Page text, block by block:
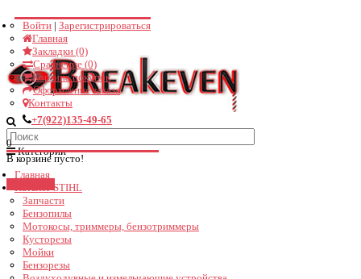
Войти | Зарегистрироваться
Главная
Закладки (0)
Сравнение (0)
Корзина покупок
Оформление заказа
Контакты
+7(922)135-49-65
0
В корзине пусто!
Категории
Главная
Каталог STIHL
Запчасти
Бензопилы
Мотокосы, триммеры, бензотриммеры
Кусторезы
Мойки
Бензорезы
Поддержка
Не в сети
Здравствуйте! Чем можем помочь?
21:56